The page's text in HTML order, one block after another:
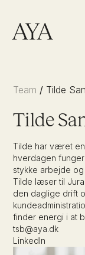
Mød
Team / Tilde
Tilde
Tilde har været
hverdagen
stykke arbejde
Tilde læser til
den daglige drift
finder energi i at
tsb@aya.dk
LinkedIn